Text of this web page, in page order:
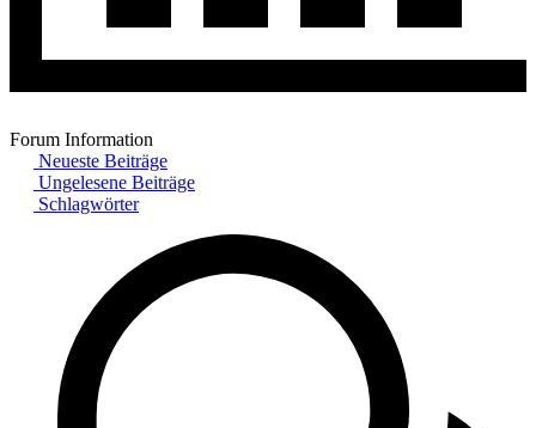
Forum Information
Neueste Beiträge
Ungelesene Beiträge
Schlagwörter